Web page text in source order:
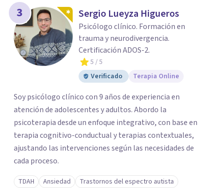
3 Sergio Lueyza Higueros
Psicólogo clínico. Formación en
trauma y neurodivergencia.
Certificación ADOS-2.
5 / 5
Verificado
Terapia Online
Soy psicólogo clínico con 9 años de experiencia en
atención de adolescentes y adultos. Abordo la
psicoterapia desde un enfoque integrativo, con base en
terapia cognitivo-conductual y terapias contextuales,
ajustando las intervenciones según las necesidades de
cada proceso.
TDAH Ansiedad
Trastornos del espectro autista